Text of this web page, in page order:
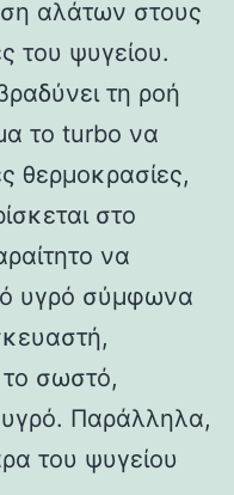
αλάτων στους
του ψυγείου.
τη ροή
το turbo να
θερμοκρασίες,
στο
να
υγρό σύμφωνα
σωστό,
Παράλληλα,
του ψυγείου